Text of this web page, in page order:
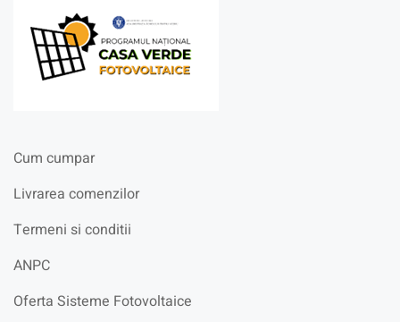
Cum cumpar
Livrarea comenzilor
Termeni si conditii
ANPC
Oferta Sisteme Fotovoltaice